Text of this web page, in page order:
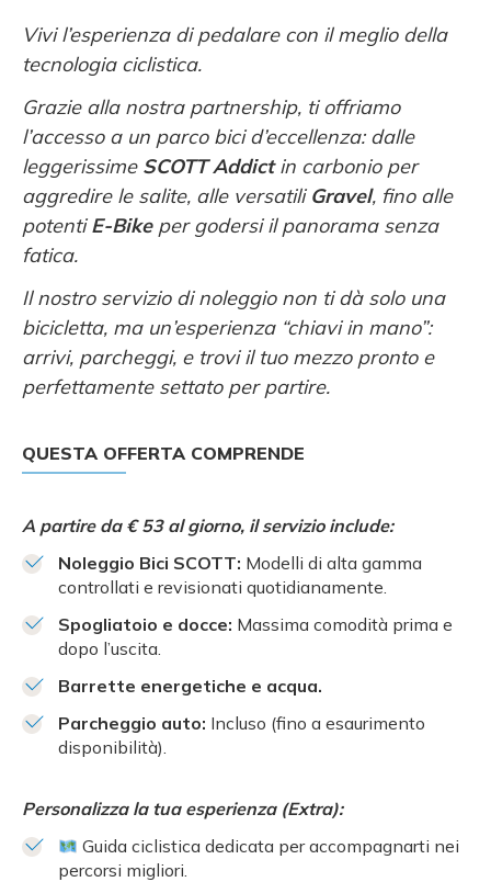
Vivi l’esperienza di pedalare con il meglio della
tecnologia ciclistica.
Grazie alla nostra partnership, ti offriamo
l’accesso a un parco bici d’eccellenza: dalle
leggerissime SCOTT Addictin carbonio per
aggredire le salite, alle versatili Gravel, fino alle
potenti E-Bikeper godersi il panorama senza
fatica.
Il nostro servizio di noleggio non ti dà solo una
bicicletta, ma un’esperienza “chiavi in mano”:
arrivi, parcheggi, e trovi il tuo mezzo pronto e
perfettamente settato per partire.
QUESTA OFFERTA COMPRENDE
A partire da € 53 al giorno, il servizio include:
Noleggio Bici SCOTT: Modelli di alta gamma
controllati e revisionati quotidianamente.
Spogliatoio e docce: Massima comodità prima e
dopo l’uscita.
Barrette energetiche e acqua.
Parcheggio auto: Incluso (fino a esaurimento
disponibilità).
Personalizza la tua esperienza (Extra):
Guida ciclistica dedicata per accompagnarti nei
percorsi migliori.